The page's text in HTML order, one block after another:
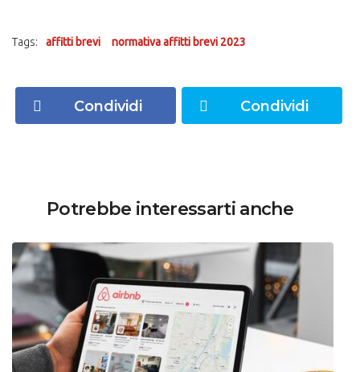
Tags: affitti brevi normativa affitti brevi 2023
Condividi Condividi
Potrebbe interessarti anche